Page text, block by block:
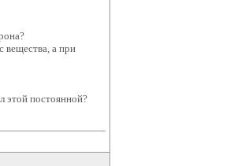
вещества, а при
этой постоянной?